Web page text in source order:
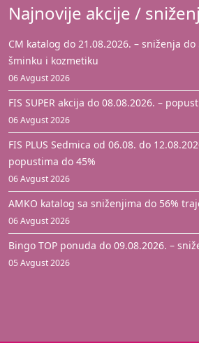
Najnovije akcije /
CM katalog do 21.08.2026. – sniženja
šminku i kozmetiku
06 Avgust 2026
FIS SUPER akcija do 08.08.2026. –
06 Avgust 2026
FIS PLUS Sedmica od 06.08. do
popustima do 45%
06 Avgust 2026
AMKO katalog sa sniženjima do 56%
06 Avgust 2026
Bingo TOP ponuda do 09.08.2026. –
05 Avgust 2026